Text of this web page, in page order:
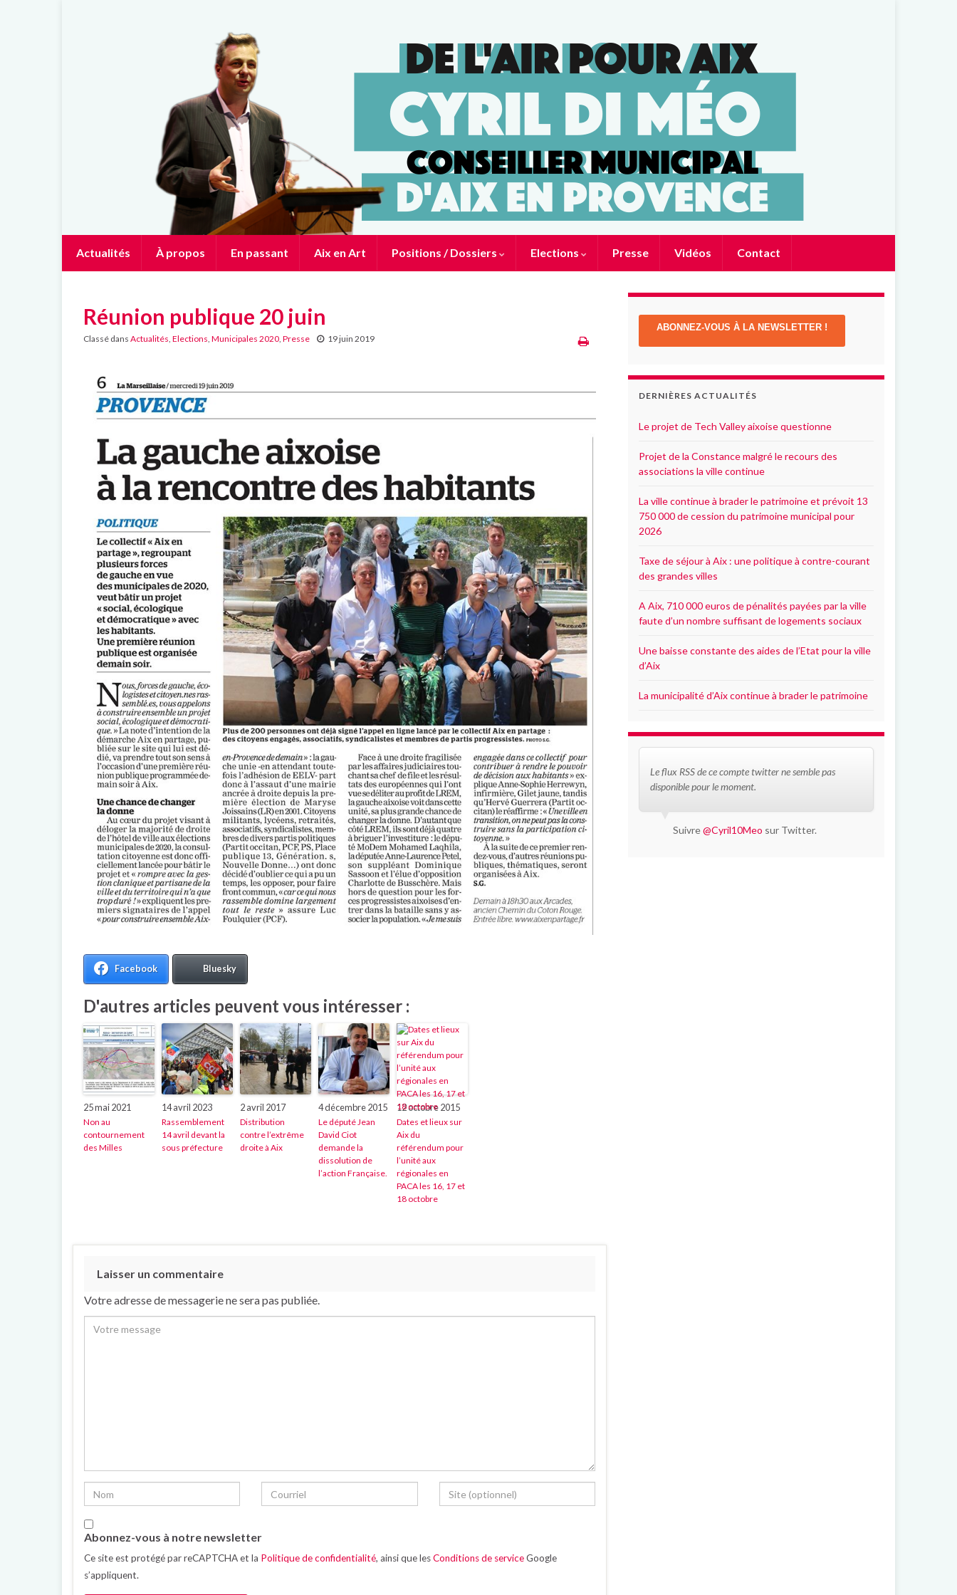
Actualités À propos En passant Aix en Art Positions / Dossiers Elections Presse Vidéos Contact
Réunion publique 20 juin
Classé dans Actualités, Elections, Municipales 2020, Presse 19 juin 2019
Facebook Bluesky
D'autres articles peuvent vous intéresser :
25 mai 2021
Non au
contournement
des Milles
14 avril 2023
Rassemblement
14 avril devant la
sous préfecture
2 avril 2017
Distribution
contre l’extrême
droite à Aix
4 décembre 2015
Le député Jean
David Ciot
demande la
dissolution de
l’action Française.
12 octobre 2015
Dates et lieux sur
Aix du
référendum pour
l’unité aux
régionales en
PACA les 16, 17 et
18 octobre
Laisser un commentaire
Votre adresse de messagerie ne sera pas publiée.
Abonnez-vous à notre newsletter
Ce site est protégé par reCAPTCHA et la Politique de confidentialité, ainsi que lesConditions de serviceGoogle
s’appliquent.
ABONNEZ-VOUS À LA NEWSLETTER !
DERNIÈRES ACTUALITÉS
Le projet de Tech Valley aixoise questionne
Projet de la Constance malgré le recours des
associations la ville continue
La ville continue à brader le patrimoine et prévoit 13
750 000 de cession du patrimoine municipal pour
2026
Taxe de séjour à Aix : une politique à contre-courant
des grandes villes
A Aix, 710 000 euros de pénalités payées par la ville
faute d’un nombre suffisant de logements sociaux
Une baisse constante des aides de l’Etat pour la ville
d’Aix
La municipalité d’Aix continue à brader le patrimoine
Le flux RSS de ce compte twitter ne semble pas
disponible pour le moment.
Suivre@Cyril10Meo sur Twitter.